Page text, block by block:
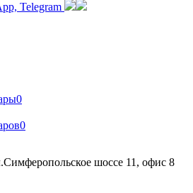
Telegram
0
0
шоссе 11, офис 8